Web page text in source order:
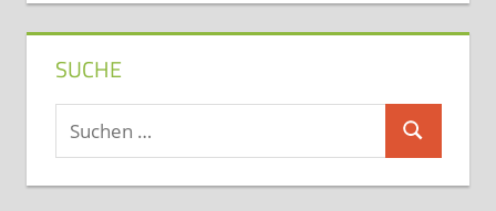
SUCHE
Suchen
nach:
Suchen